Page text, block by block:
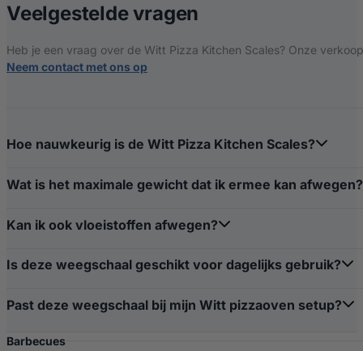
Veelgestelde vragen
Heb je een vraag over de Witt Pizza Kitchen Scales? Onze
Neem contact met ons op
Hoe nauwkeurig is de Witt Pizza Kitchen Scales?
Wat is het maximale gewicht dat ik ermee kan afwegen?
Kan ik ook vloeistoffen afwegen?
Is deze weegschaal geschikt voor dagelijks gebruik?
Past deze weegschaal bij mijn Witt pizzaoven setup?
Barbecues